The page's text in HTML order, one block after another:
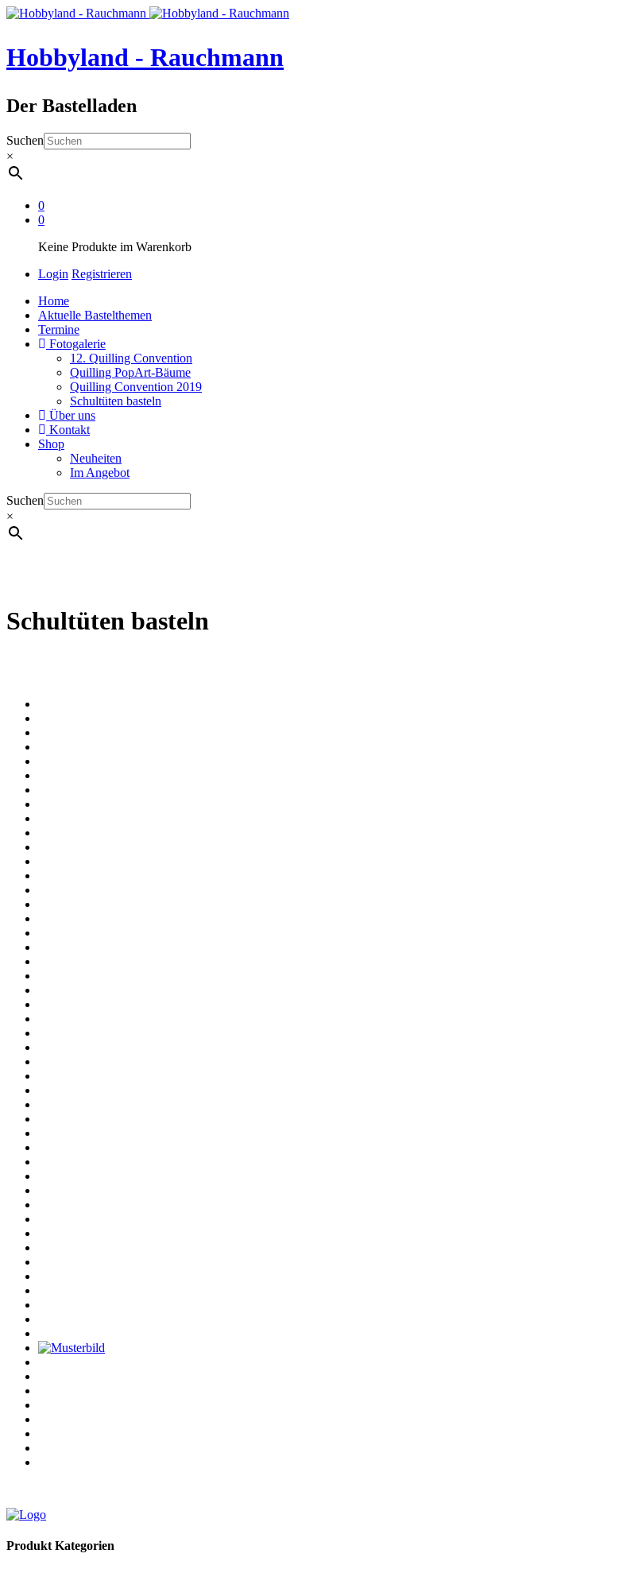
Hobbyland - Rauchmann
Der Bastelladen
Suchen
×
0
0
Keine Produkte im Warenkorb
Login Registrieren
Home
Aktuelle Bastelthemen
Termine
Fotogalerie
12. Quilling Convention
Quilling PopArt-Bäume
Quilling Convention 2019
Schultüten basteln
Über uns
Kontakt
Shop
Neuheiten
Im Angebot
Suchen
×
Schultüten basteln
Produkt Kategorien